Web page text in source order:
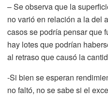
– Se observa que la
no varió en relación a la del
casos se podría pensar que
hay lotes que podrían
al retraso que causó la
-Si bien se esperan
no faltó, no se sabe si el